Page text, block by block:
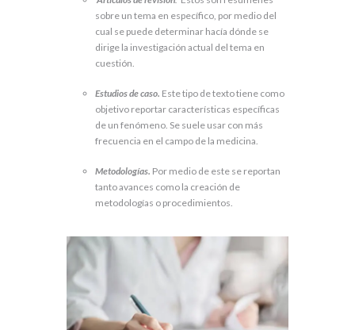
sobre un tema en específico, por medio del
cual se puede determinar hacía dónde se
dirige la investigación actual del tema en
cuestión.
Estudios de caso. Este tipo de texto tiene como
objetivo reportar características específicas
de un fenómeno. Se suele usar con más
frecuencia en el campo de la medicina.
Metodologías. Por medio de este se reportan
tanto avances como la creación de
metodologías o procedimientos.